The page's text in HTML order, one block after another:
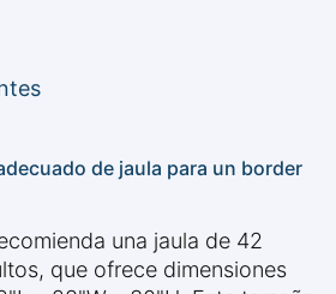
de jaula para un border
una jaula de 42
que ofrece dimensiones